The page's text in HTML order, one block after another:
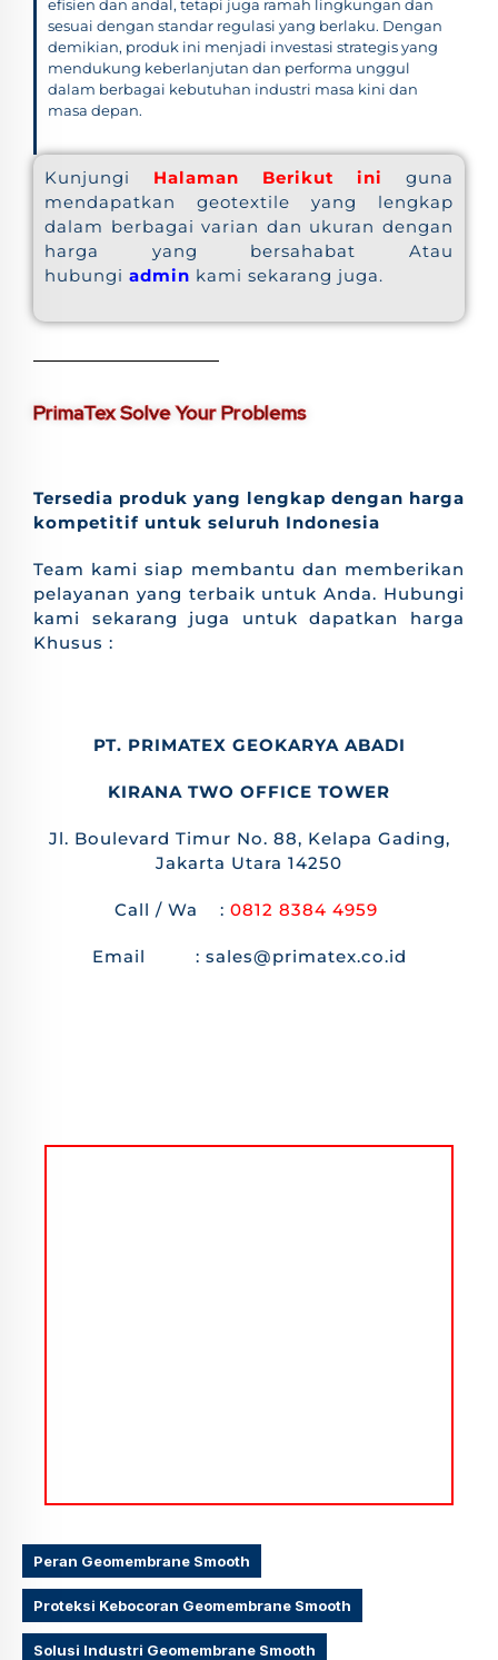
efisien dan andal, tetapi juga ramah lingkungan dan
sesuai dengan standar regulasi yang berlaku. Dengan
demikian, produk ini menjadi investasi strategis yang
mendukung keberlanjutan dan performa unggul
dalam berbagai kebutuhan industri masa kini dan
masa depan.
Kunjungi Halaman Berikut ini
guna
mendapatkan geotextile yang lengkap
dalam berbagai varian dan ukuran dengan
harga yang bersahabat Atau
hubungi admin kami sekarang juga.
PrimaTex Solve Your Problems
Tersedia produk yang lengkap dengan harga
kompetitif untuk seluruh Indonesia
Team kami siap membantu dan memberikan
pelayanan yang terbaik untuk Anda. Hubungi
kami sekarang juga untuk dapatkan harga
Khusus :
PT. PRIMATEX GEOKARYA ABADI
KIRANA TWO OFFICE TOWER
Jl. Boulevard Timur No. 88, Kelapa Gading,
Jakarta Utara 14250
Call / Wa : 0812 8384 4959
Email : sales@primatex.co.id
Peran Geomembrane Smooth
Proteksi Kebocoran Geomembrane Smooth
Solusi Industri Geomembrane Smooth